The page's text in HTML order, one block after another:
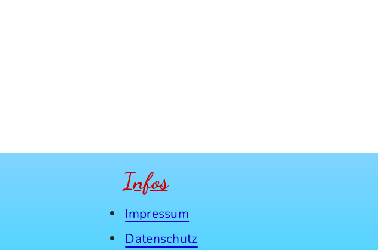
Infos
Impressum
Datenschutz